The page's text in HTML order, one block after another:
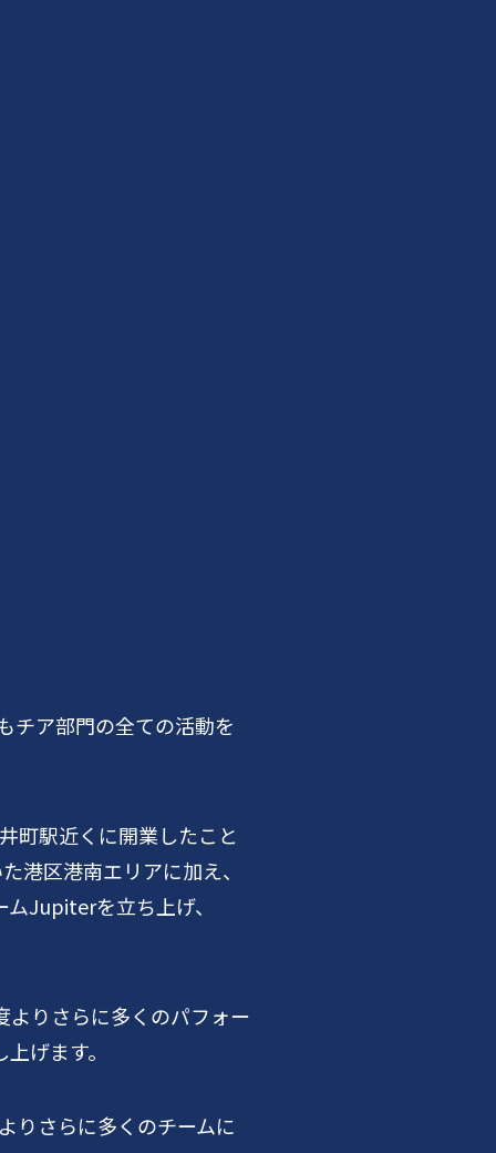
チア部門の全ての活動を
町駅近くに開業したこと
港区港南エリアに加え、
ムJupiterを立ち上げ、
りさらに多くのパフォー
げます。
りさらに多くのチームに